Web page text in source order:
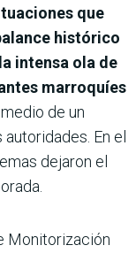
que
histórico
intensa ola de
marroquíes
de un
En el
dejaron el
Monitorización